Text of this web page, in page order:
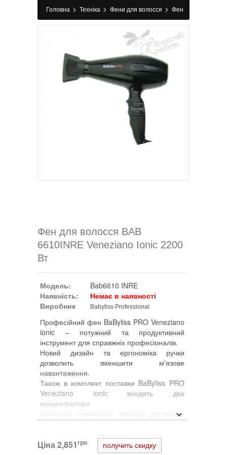
Головна > Техніка > Фени для волосся > Фен
для волосся BAB 6610INRE Veneziano Ionic
Фен для волосся BAB
6610INRE Veneziano Ionic 2200
Вт
Модель:
Bab6610 INRE
Наявність:
Немає в наявності
Виробник
Babyliss Professional
Професійний фен BaByliss PRO Veneziano
ionic – потужний та продуктивний
інструмент для справжніх професіоналів.
Новий дизайн та ергономіка ручки
дозволить зменшити м'язове
навантаження.
Також в комплект поставки BaByliss PRO
Veneziano ionic входять два
концентратори.
Унікальна технологія іонізації допоможе
надати вашому волоссю здоровий блиск і
З BaByliss PRO Veneziano ionic ви
Ціна2,851 грн получить скидку